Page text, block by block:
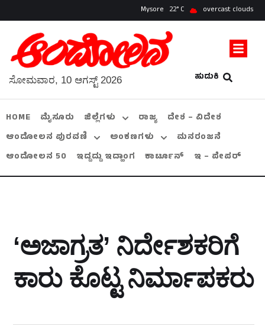
Mysore 22 overcast clouds
ಹುಡುಕಿ
ಸೋಮವಾರ, 10 ಆಗಸ್ಟ್ 2026
HOME ಮೈಸೂರು ಜಿಲ್ಲೆಗಳು ರಾಜ್ಯ
ದೇಶ – ವಿದೇಶ
ಆಂದೋಲನ ಪುರವಣಿ
ಅಂಕಣಗಳು
ಮನರಂಜನೆ
ಆಂದೋಲನ 50
ಇದ್ದದ್ದು ಇದ್ಹಾಂಗ ಕಾರ್ಟೂನ್ ಇ – ಪೇಪರ್
‘ಅಜಾಗ್ರತ’ ನಿರ್ದೇಶಕರಿಗೆ
ಕಾರು ಕೊಟ್ಟ ನಿರ್ಮಾಪಕರು